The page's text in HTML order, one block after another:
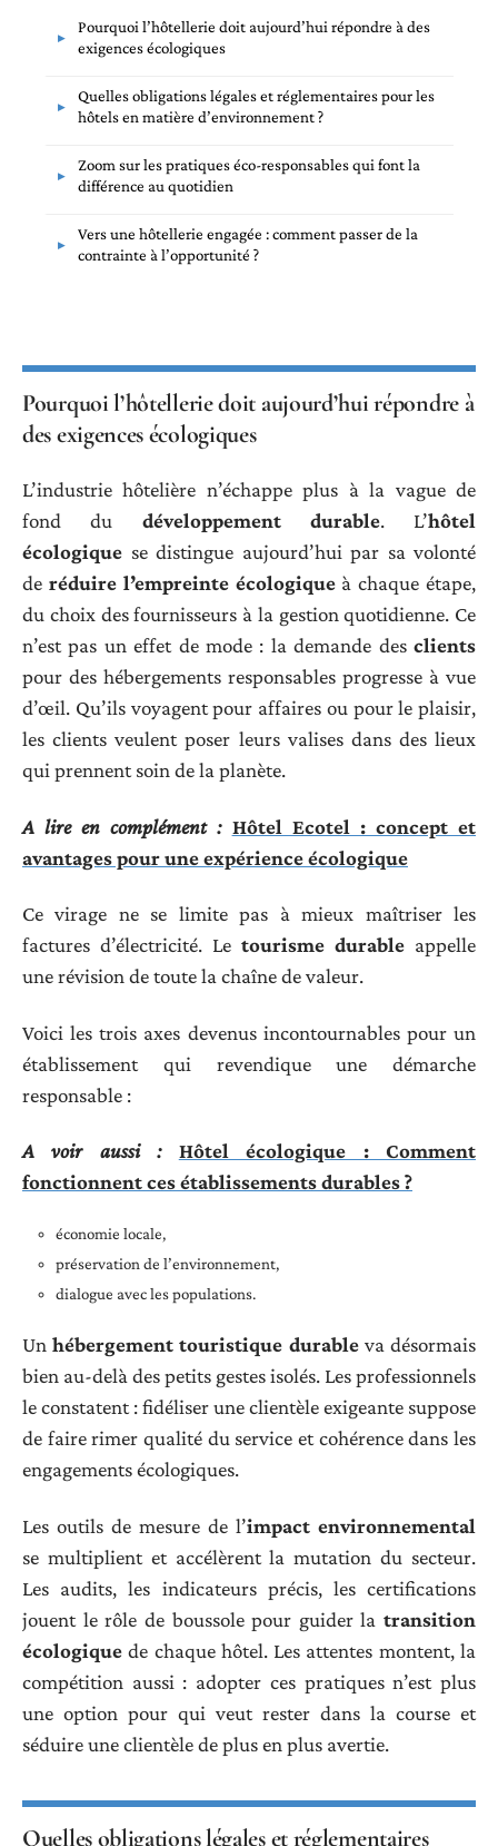
Pourquoi l’hôtellerie doit aujourd’hui répondre à des
exigences écologiques
Quelles obligations légales et réglementaires pour les
hôtels en matière d’environnement ?
Zoom sur les pratiques éco-responsables qui font la
différence au quotidien
Vers une hôtellerie engagée : comment passer de la
contrainte à l’opportunité ?
Pourquoi l’hôtellerie doit aujourd’hui répondre à
des exigences écologiques
L’industrie hôtelière n’échappe plus à la vague de
fond du développement durable. L’hôtel
écologique se distingue aujourd’hui par sa volonté
de réduire l’empreinte écologiqueà chaque étape,
du choix des fournisseurs à la gestion quotidienne. Ce
n’est pas un effet de mode : la demande des clients
pour des hébergements responsables progresse à vue
d’œil. Qu’ils voyagent pour affaires ou pour le plaisir,
les clients veulent poser leurs valises dans des lieux
qui prennent soin de la planète.
A lire en complément : Hôtel Ecotel : concept et
avantages pour une expérience écologique
Ce virage ne se limite pas à mieux maîtriser les
factures d’électricité. Le tourisme durable appelle
une révision de toute la chaîne de valeur.
Voici les trois axes devenus incontournables pour un
établissement qui revendique une démarche
responsable :
A voir aussi :
Hôtel écologique : Comment
fonctionnent ces établissements durables ?
économie locale,
préservation de l’environnement,
dialogue avec les populations.
Unhébergement touristique durableva désormais
bien au-delà des petits gestes isolés. Les professionnels
le constatent : fidéliser une clientèle exigeante suppose
de faire rimer qualité du service et cohérence dans les
engagements écologiques.
Les outils de mesure de l’impact environnemental
se multiplient et accélèrent la mutation du secteur.
Les audits, les indicateurs précis, les certifications
jouent le rôle de boussole pour guider la transition
écologique de chaque hôtel. Les attentes montent, la
compétition aussi : adopter ces pratiques n’est plus
une option pour qui veut rester dans la course et
séduire une clientèle de plus en plus avertie.
Quelles obligations légales et réglementaires